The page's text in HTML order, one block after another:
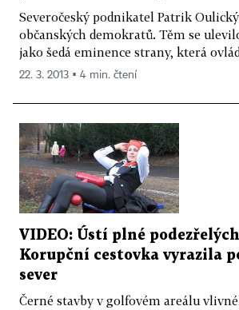
Severočeský podnikatel Patrik
občanských demokratů. Těm se
jako šedá eminence strany, která
22. 3. 2013 ▪ 4 min. čtení
VIDEO: Ústí plné
Korupční cestovka vyrazila
sever
Černé stavby v golfovém areálu